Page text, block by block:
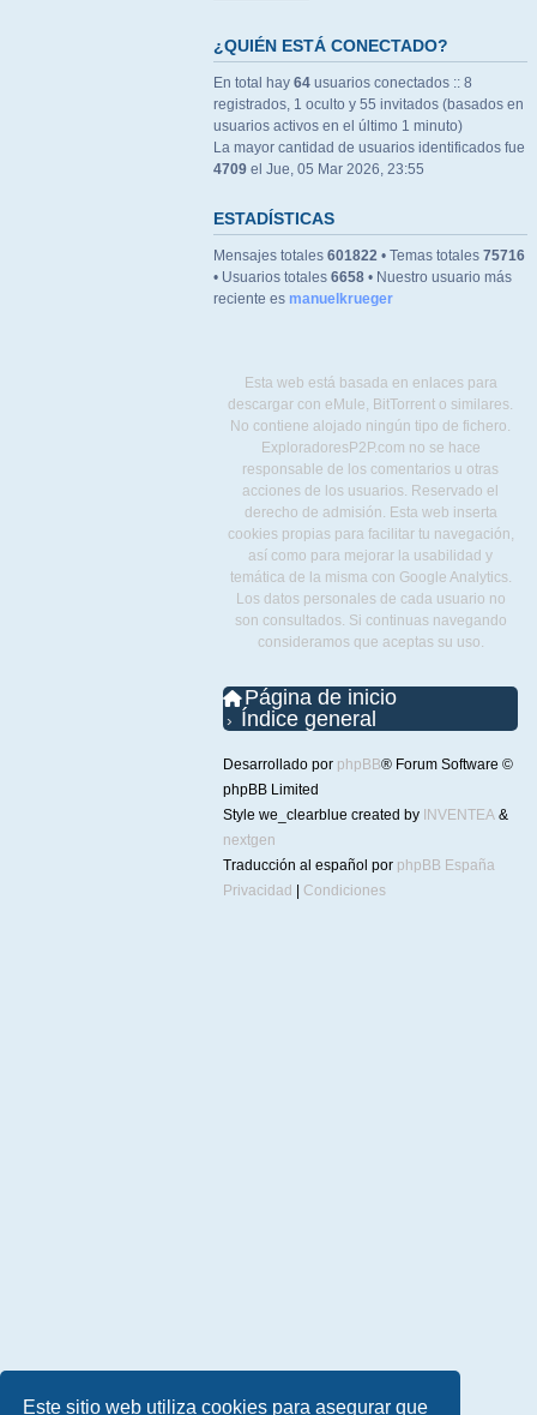
Este sitio web utiliza cookies para asegurar que
¿QUIÉN ESTÁ CONECTADO?
En total hay 64 usuarios conectados :: 8
registrados, 1 oculto y 55 invitados (basados en
usuarios activos en el último 1 minuto)
La mayor cantidad de usuarios identificados fue
4709 el Jue, 05 Mar 2026, 23:55
ESTADÍSTICAS
Mensajes totales 601822 • Temas totales 75716
• Usuarios totales 6658 • Nuestro usuario más
reciente es manuelkrueger
Esta web está basada en enlaces para
descargar con eMule, BitTorrent o similares.
No contiene alojado ningún tipo de fichero.
ExploradoresP2P.com no se hace
responsable de los comentarios u otras
acciones de los usuarios. Reservado el
derecho de admisión. Esta web inserta
cookies propias para facilitar tu navegación,
así como para mejorar la usabilidad y
temática de la misma con Google Analytics.
Los datos personales de cada usuario no
son consultados. Si continuas navegando
consideramos que aceptas su uso.
Página de inicio
Índice general
Desarrollado por phpBB® Forum Software ©
phpBB Limited
Style we_clearblue created by INVENTEA &
nextgen
Traducción al español por phpBB España
Privacidad
Condiciones